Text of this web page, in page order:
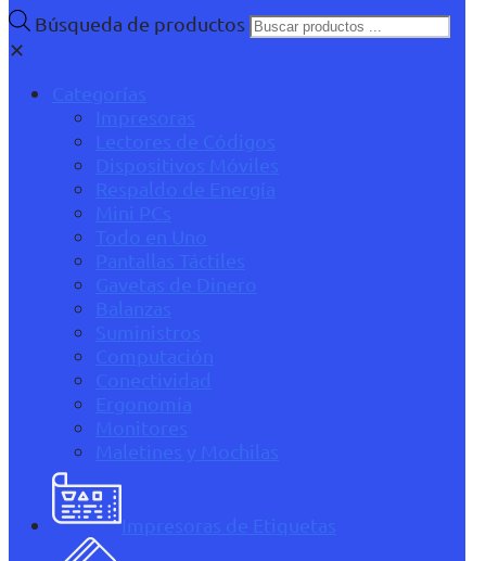
Búsqueda de productos
✕
Categorías
Impresoras
Lectores de Códigos
Dispositivos Móviles
Respaldo de Energía
Mini PCs
Todo en Uno
Pantallas Táctiles
Gavetas de Dinero
Balanzas
Suministros
Computación
Conectividad
Ergonomía
Monitores
Maletines y Mochilas
Impresoras de Etiquetas